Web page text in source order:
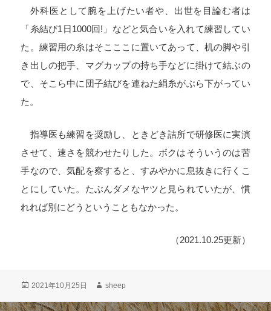
外科医として腕を上げたい者や、出世を目論む者は
「糸結び1 日1000回! 」などと気合いを入れて練習してい
た。練習用の糸はそこここに置いてあって、机の脚や引
き出しの把手、マグカップの持ち手などに掛けて結ぶの
で、そこら中に団子結びを連ねた絹糸がぶら下がってい
た。
指導医も練習を奨励し、ときどき詰所で研修医に実演
させて、速さを競わせたりした。ボクはそういうのは苦
手なので、気配を察すると、すみやかに息抜きに行くこ
とにしていた。たぶんダメなヤツと見られていたが、慣
れれば別にどうということもなかった。
（2021.10.25更新）
投
日:
2021年10月25日
作
者
sheep
投